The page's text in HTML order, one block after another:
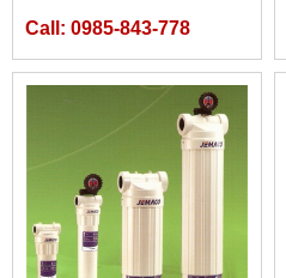
Call: 0985-843-778